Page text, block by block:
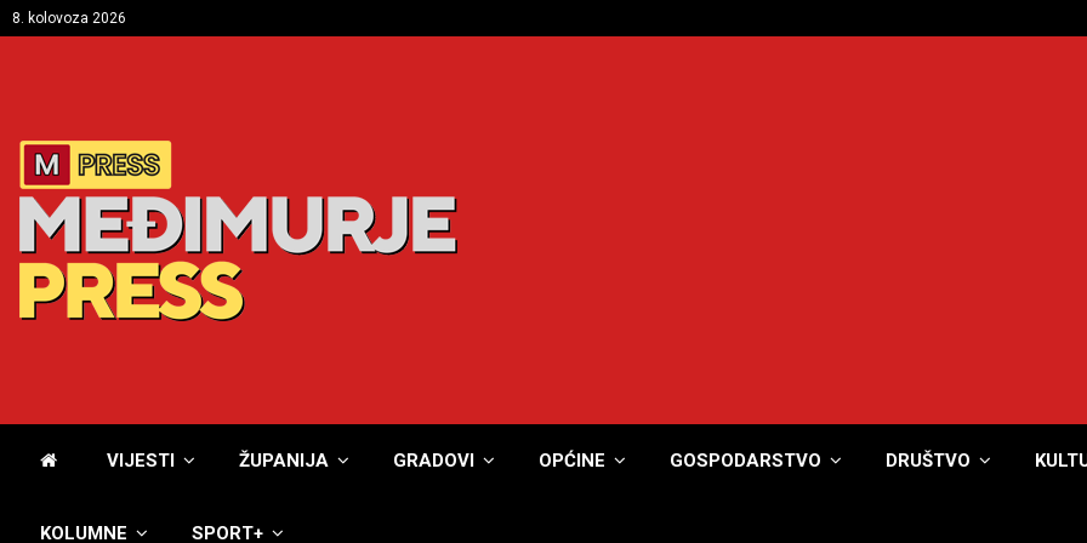
8. kolovoza 2026
VIJESTI ŽUPANIJA GRADOVI OPĆINE GOSPODARSTVO DRUŠTVO
KOLUMNE SPORT+